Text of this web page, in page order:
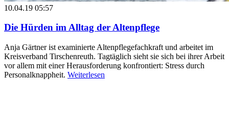
10.04.19 05:57
Die Hürden im Alltag der Altenpflege
Anja Gärtner ist examinierte Altenpflegefachkraft und arbeitet im
Kreisverband Tirschenreuth. Tagtäglich sieht sie sich bei ihrer Arbeit
vor allem mit einer Herausforderung konfrontiert: Stress durch
Personalknappheit. Weiterlesen